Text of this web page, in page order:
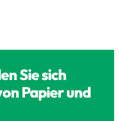
Sie sich
Papier und